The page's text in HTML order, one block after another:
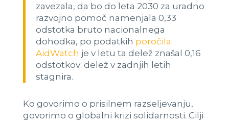
zavezala, da bo do leta 2030 za uradno
razvojno pomoč namenjala 0,33
odstotka bruto nacionalnega
dohodka, po podatkih poročila
AidWatch je v letu ta delež znašal 0,16
odstotkov; delež v zadnjih letih
stagnira.
Ko govorimo o prisilnem razseljevanju,
govorimo o globalni krizi solidarnosti. Cilji